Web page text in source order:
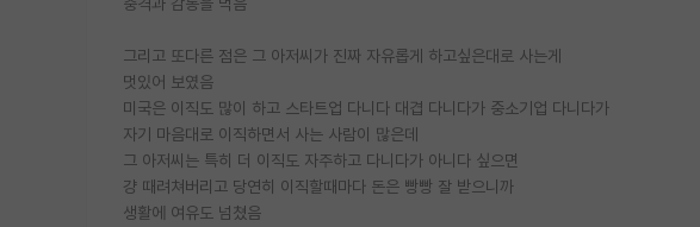
그리고 또다른 점은 그 아저씨가 진짜 자유롭게 하고싶은대로 사는게
멋있어 보였음
미국은 이직도 많이 하고 스타트업 다니다 대겹 다니다가 중소기업 다니다가
자기 마음대로 이직하면서 사는 사람이 많은데
그 아저씨는 특히 더 이직도 자주하고 다니다가 아니다 싶으면
걍 때려쳐버리고 당연히 이직할때마다 돈은 빵빵 잘 받으니까
생활에 여유도 넘쳤음